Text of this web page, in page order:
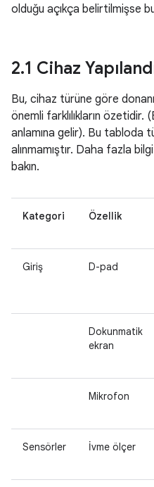
olduğu açıkça belirtilmişse
2.1 Cihaz
Bu, cihaz türüne göre
önemli farklılıkların
anlamına gelir). Bu tabloda
alınmamıştır. Daha fazla
bakın.
Kategori Özellik
Giriş D-pad
Dokunmatik
ekran
Mikrofon
Sensörler İvme ölçer